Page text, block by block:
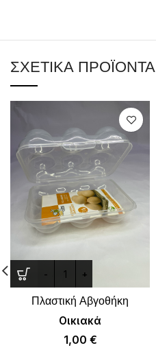
ΣΧΕΤΙΚΆ ΠΡΟΪΌΝΤΑ
Πλαστική Αβγοθήκη
Οικιακά
1,00 €